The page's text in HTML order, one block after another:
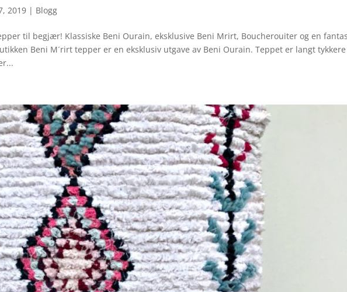
2019 | Blogg
til begjær! Klassiske Beni Ourain, eksklusive Beni Mrirt, Boucherouiter og en
Beni M´rirt tepper er en eksklusiv utgave av Beni Ourain. Teppet er langt